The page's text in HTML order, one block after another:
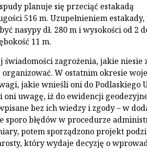
planuje się przeciąć estakadą
516 m. Uzupełnieniem
nasypy dł. 280 m i wysokości od 2
11 m.
świadomości zagrożenia, jakie niesie
organizować. W ostatnim okresie
jakie wnieśli oni do Podlaskiego
uwagę, iż do ewidencji
bez ich wiedzy i zgody – w
sporo błędów w procedurze
potem sporządzono projekt
który wydaje decyzję o